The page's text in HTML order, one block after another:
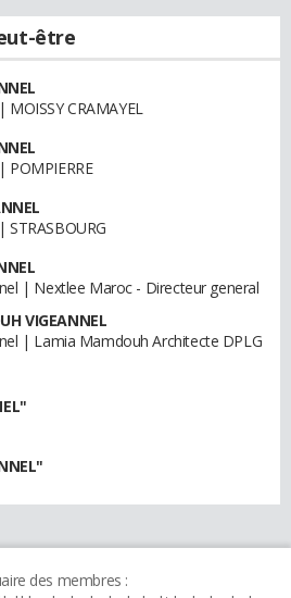
être
CRAMAYEL
| Nextlee Maroc - Directeur general
VIGEANNEL
| Lamia Mamdouh Architecte DPLG
des membres :